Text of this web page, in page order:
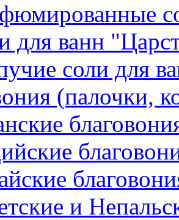
для ванн
соли для
(палочки,
и